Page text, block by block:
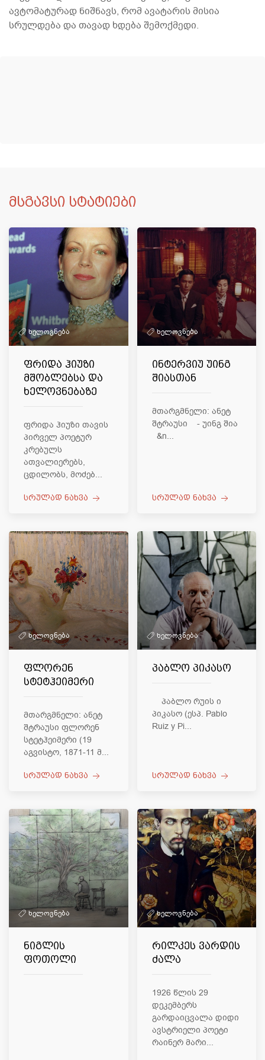
ავტომატურად ნიშნავს, რომ ავატარის მისია
სრულდება და თავად ხდება შემოქმედი.
მსგავსი სტატიები
ხელოვნება
ფრიდა ჰიუზი
მშობლებსა და
ხელოვნებაზე
ფრიდა ჰიუზი თავის
პირველ პოეტურ
კრებულს
ათვალიერებს,
ცდილობს, მოძებ...
სრულად ნახვა
ხელოვნება
ინტერვიუ უინგ
შიასთან
მთარგმნელი: ანეტ
შტრაუსი - უინგ შია
&n...
სრულად ნახვა
ხელოვნება
ფლორენ
სტეტჰეიმერი
მთარგმნელი: ანეტ
შტრაუსი ფლორენ
სტეტჰეიმერი (19
აგვისტო, 1871-11 მ...
სრულად ნახვა
ხელოვნება
პაბლო პიკასო
პაბლო რუის ი
პიკასო (ესპ. Pablo
Ruiz y Pi...
სრულად ნახვა
ხელოვნება
ნიგლის
ფოთოლი
ხელოვნება
რილკეს ვარდის
ძალა
1926 წლის 29
დეკემბერს
გარდაიცვალა დიდი
ავსტრიელი პოეტი
რაინერ მარი...